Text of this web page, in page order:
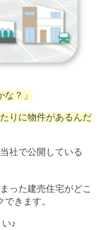
？」
りに物件があるんだ
当社で公開している
った建売住宅がどこ
きます。
♪